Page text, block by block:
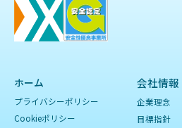
ホーム
プライバシーポリシー
Cookieポリシー
会社情報
企業理念
目標指針